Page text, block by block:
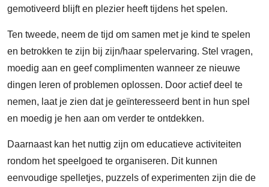
gemotiveerd blijft en plezier heeft tijdens het spelen.
Ten tweede, neem de tijd om samen met je kind te spelen
en betrokken te zijn bij zijn/haar spelervaring. Stel vragen,
moedig aan en geef complimenten wanneer ze nieuwe
dingen leren of problemen oplossen. Door actief deel te
nemen, laat je zien dat je geïnteresseerd bent in hun spel
en moedig je hen aan om verder te ontdekken.
Daarnaast kan het nuttig zijn om educatieve activiteiten
rondom het speelgoed te organiseren. Dit kunnen
eenvoudige spelletjes, puzzels of experimenten zijn die de